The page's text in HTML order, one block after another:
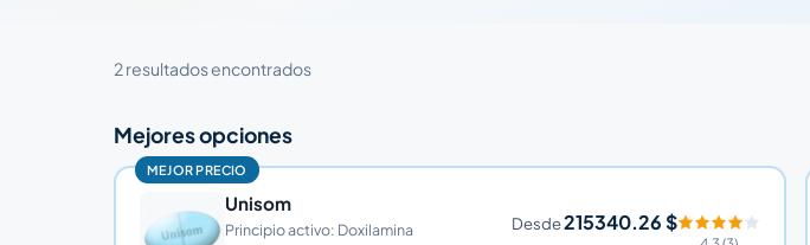
2 resultados encontrados
Mejores opciones
MEJOR PRECIO
Unisom
Principio activo: Doxilamina Desde215340.26 $